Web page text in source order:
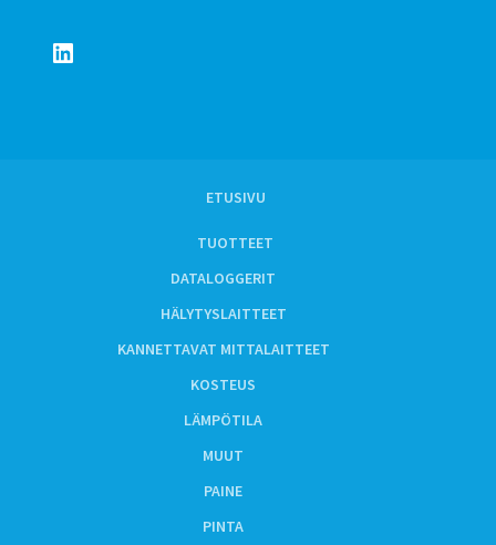
LinkedIn
ETUSIVU
TUOTTEET
DATALOGGERIT
HÄLYTYSLAITTEET
KANNETTAVAT MITTALAITTEET
KOSTEUS
LÄMPÖTILA
MUUT
PAINE
PINTA